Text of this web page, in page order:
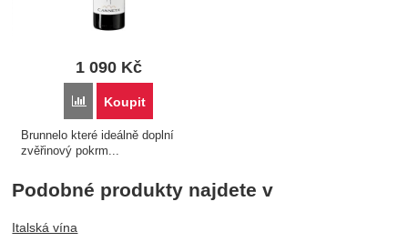
1 090 Kč
Porovnat
Koupit
Brunnelo které ideálně doplní
zvěřinový pokrm...
Podobné produkty najdete v
Italská vína